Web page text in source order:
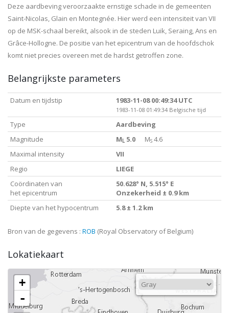
Deze aardbeving veroorzaakte ernstige schade in de gemeenten
Saint-Nicolas, Glain en Montegnée. Hier werd een intensiteit van VII
op de MSK-schaal bereikt, alsook in de steden Luik, Seraing, Ans en
Grâce-Hollogne. De positie van het epicentrum van de hoofdschok
komt niet precies overeen met de hardst getroffen zone.
Belangrijkste parameters
Datum en tijdstip 1983-11-08 00:49:34 UTC
1983-11-08 01:49:34 Belgische tijd
Type
Aardbeving
Magnitude
M L 5.0 MS 4.6
Maximal intensity
VII
Regio
LIEGE
Coördinaten van
het epicentrum
50.628° N, 5.515° E
Onzekerheid ± 0.9 km
Diepte van het hypocentrum
5.8 ± 1.2 km
Bron van de gegevens : ROB (Royal Observatory of Belgium)
Lokatiekaart
+
-